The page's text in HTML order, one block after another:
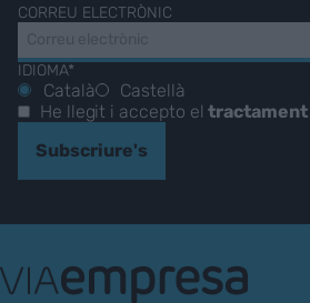
CORREU ELECTRÒNIC
IDIOMA*
Català
Castellà
He llegit i accepto eltractament
Subscriure's